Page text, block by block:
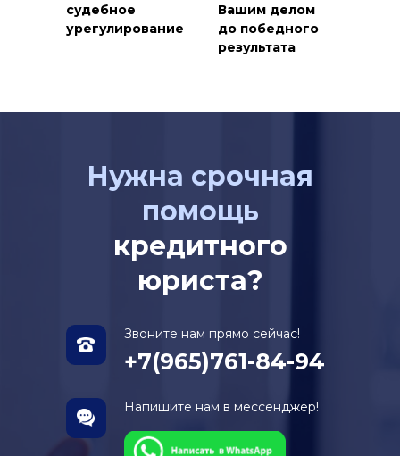
судебное
урегулирование
Вашим делом
до победного
результата
Нужна срочная
помощь
кредитного
юриста?
Звоните нам прямо сейчас!
+7(965)761-84-94
Напишите нам в мессенджер!